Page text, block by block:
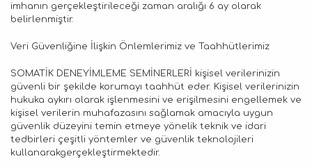
imhanın gerçekleştirileceği zaman aralığı 6 ay olarak
belirlenmiştir.
Veri Güvenliğine İlişkin Önlemlerimiz ve Taahhütlerimiz
SOMATİK DENEYİMLEME SEMİNERLERİ kişisel verilerinizin
güvenli bir şekilde korumayı taahhüt eder. Kişisel verilerinizin
hukuka aykırı olarak işlenmesini ve erişilmesini engellemek ve
kişisel verilerin muhafazasını sağlamak amacıyla uygun
güvenlik düzeyini temin etmeye yönelik teknik ve idari
tedbirleri çeşitli yöntemler ve güvenlik teknolojileri
kullanarakgerçekleştirmektedir.